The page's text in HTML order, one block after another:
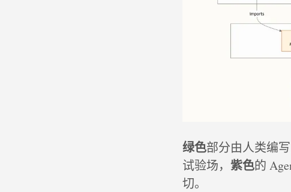
绿色部分由人类编写
试验场， 紫色的
切。